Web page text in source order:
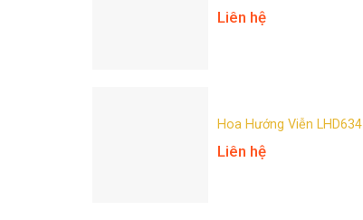
Liên hệ
Hoa Hướng Viễn LHD634
Liên hệ